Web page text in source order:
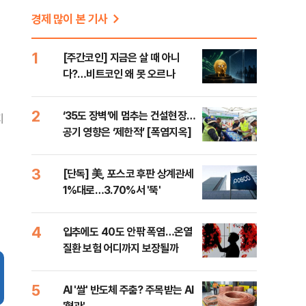
경제 많이 본 기사
1
[주간코인] 지금은 살 때 아니
다?…비트코인 왜 못 오르나
2
‘35도 장벽’에 멈추는 건설현장…
공기 영향은 ‘제한적’ [폭염지옥]
3
[단독] 美, 포스코 후판 상계관세
1%대로…3.70%서 '뚝'
4
입추에도 40도 안팎 폭염…온열
질환 보험 어디까지 보장될까
5
AI '쌀' 반도체 주춤? 주목받는 AI